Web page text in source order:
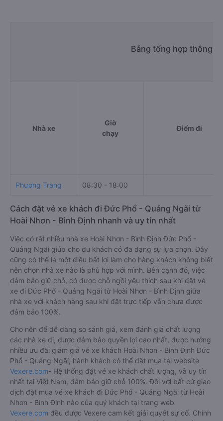
Bảng tổng hợp thông
Nhà xe
Giờ
chạy
Điểm đi
Phương Trang 08:30 - 18:00
Cách đặt vé xe khách đi Đức Phổ - Quảng Ngãi từ
Hoài Nhơn - Bình Định nhanh và uy tín nhất
Việc có rất nhiều nhà xe Hoài Nhơn - Bình Định Đức Phổ -
Quảng Ngãi giúp cho du khách có đa dạng sự lựa chọn. Đây
cũng có thể là một điều bất lợi làm cho hàng khách không biết
nên chọn nhà xe nào là phù hợp với mình. Bên cạnh đó, việc
đảm bảo giữ chỗ, có được chỗ ngồi yêu thích sau khi đặt vé
xe đi Đức Phổ - Quảng Ngãi từ Hoài Nhơn - Bình Định giữa
nhà xe với khách hàng sau khi đặt trực tiếp vẫn chưa được
đảm bảo 100%.
Cho nên để dễ dàng so sánh giá, xem đánh giá chất lượng
các nhà xe đi, được đảm bảo quyền lợi cao nhất, được hưởng
nhiều ưu đãi giảm giá vé xe khách Hoài Nhơn - Bình Định Đức
Phổ - Quảng Ngãi, hành khách có thể đặt mua tại website
Vexere.com- Hệ thống đặt vé xe khách chất lượng, và uy tín
nhất tại Việt Nam, đảm bảo giữ chỗ 100%. Đối với bất cứ giao
dịch đặt mua vé xe khách đi Đức Phổ - Quảng Ngãi từ Hoài
Nhơn - Bình Định nào của quý khách tại trang web
Vexere.com đều được Vexere cam kết giải quyết sự cố. Chính